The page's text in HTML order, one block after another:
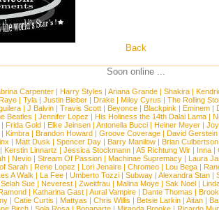
Back
Soon online ...
Carpenter | Harry Styles | Ariana Grande | Shakira |
| Tyla| Justin Bieber| Drake| Miley Cyrus | The Rolling
| J Balvin | Travis Scott | Beyonce | Blackpink | Eminem |
Beatles | Jennifer Lopez | His Holiness the 14th Dalai Lama|
| Frida Gold | Elke Jeinsen | Antonella Bucci | Heiner Meyer |
| Kimbra | Brandon Howard | Groove Coverage | David Gerstein
| Matt Dusk | Spencer Day| Barry Manilow| Brian Culbertson
| Kerstin Linnartz | Jessica Stockmann | A5 Richtung Wir | Inna |
| Nevio | Stream Of Passion | Machinae Supremacy | Laura
Sarah | Rene Lopez | Lori Jenaire | Chromeo | Lou Bega |
A Walk | La Fee| Umberto Tozzi| Subway| Alexandra Stan|
Selah Sue| Neverest| Zweitfrau| Malina Moye| Sak Noel|
| Katharina Gast| Aural Vampire| Dante Thomas |
| Catie Curtis | Mattyas | Chris Willis | Betsie Larkin| Aitan|